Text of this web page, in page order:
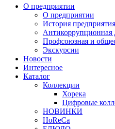
О предприятии
О предприятии
История предприятия
Антикоррупционная
Профсоюзная и
Экскурсии
Новости
Интересное
Каталог
Коллекции
Хорека
Цифровые
НОВИНКИ
HoReCa